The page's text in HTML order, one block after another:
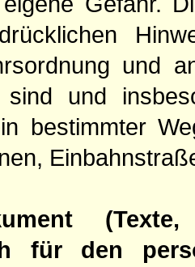
und
sind und
bestimmter
für den